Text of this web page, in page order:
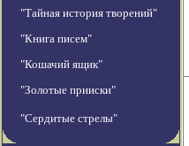
"Тайная история творений"
"Книга писем"
"Кошачий ящик"
"Золотые прииски"
"Сердитые стрелы"